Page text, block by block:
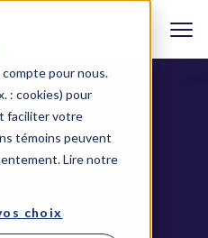
pour nous.
: cookies) pour
faciliter votre
témoins peuvent
Lire notre
choix
de contenu de